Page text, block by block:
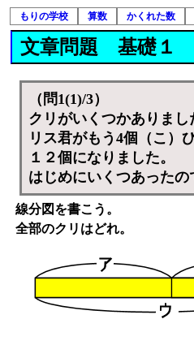
もりの学校 算数 かくれた数
文章問題 基礎１
（問1(1)/3）
クリがいくつかありまし
リス君がもう4個（こ）
１２個になりました。
はじめにいくつあったの
線分図を書こう。
全部のクリはどれ。